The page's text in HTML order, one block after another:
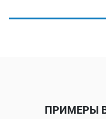
ПРИМЕРЫ